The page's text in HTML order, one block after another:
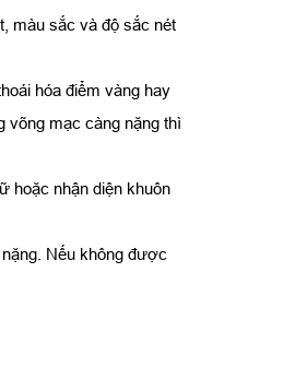
màu sắc và độ sắc nét
hóa điểm vàng hay
võng mạc càng nặng thì
hoặc nhận diện khuôn
Nếu không được